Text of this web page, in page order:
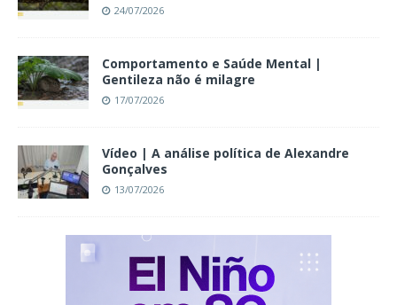
24/07/2026
Comportamento e Saúde Mental |
Gentileza não é milagre
17/07/2026
Vídeo | A análise política de Alexandre
Gonçalves
13/07/2026